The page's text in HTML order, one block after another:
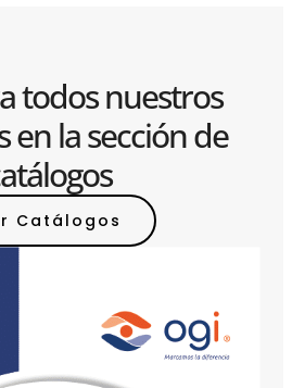
todos nuestros
en la sección de
Catálogos